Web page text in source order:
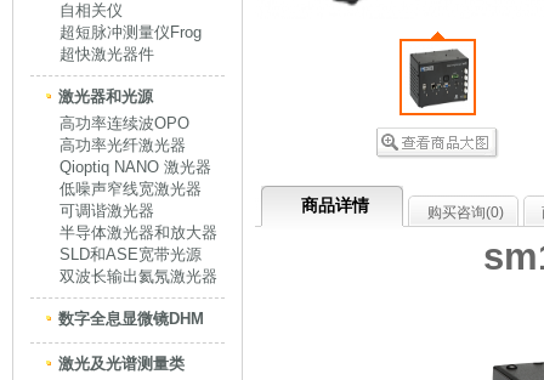
自相关仪
超短脉冲测量仪Frog
超快激光器件
激光器和光源
高功率连续波OPO
高功率光纤激光器
Qioptiq NANO 激光器
低噪声窄线宽激光器
可调谐激光器
半导体激光器和放大器
SLD和ASE宽带光源
双波长输出氦氖激光器
数字全息显微镜DHM
激光及光谱测量类
商品详情 购买咨询(0)